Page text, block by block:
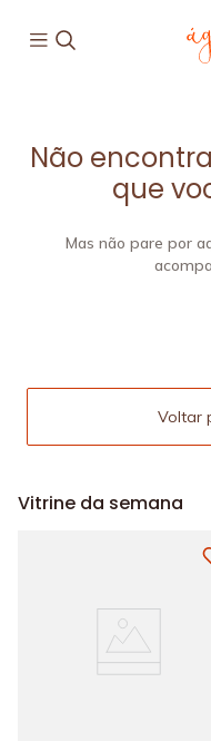
Não
que
Mas não pare por
Voltar
Vitrine da semana